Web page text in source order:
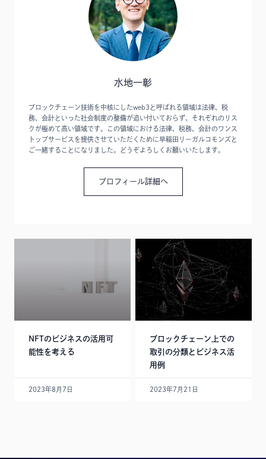
水地一彰
ブロックチェーン技術を中核にしたweb3と呼ばれる領域は法律、税
務、会計といった社会制度の整備が追い付いておらず、それぞれのリス
クが極めて高い領域です。この領域における法律、税務、会計のワンス
トップサービスを提供させていただくために早稲田リーガルコモンズと
ご一緒することになりました。どうぞよろしくお願いいたします。
プロフィール詳細へ
NFTのビジネスの活用可
能性を考える
2023年8月7日
ブロックチェーン上での
取引の分類とビジネス活
用例
2023年7月21日